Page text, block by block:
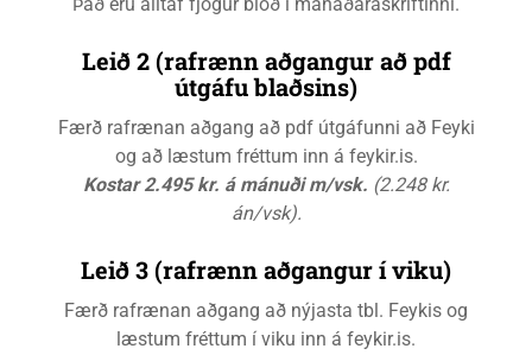
Leið 2 (rafrænn aðgangur að pdf
útgáfu blaðsins)
Færð rafrænan aðgang að pdf útgáfunni að Feyki
og að læstum fréttum inn á feykir.is.
Kostar 2.495 kr. á mánuði m/vsk. (2.248 kr.
án/vsk).
Leið 3 (rafrænn aðgangur í viku)
Færð rafrænan aðgang að nýjasta tbl. Feykis og
læstum fréttum í viku inn á feykir.is.